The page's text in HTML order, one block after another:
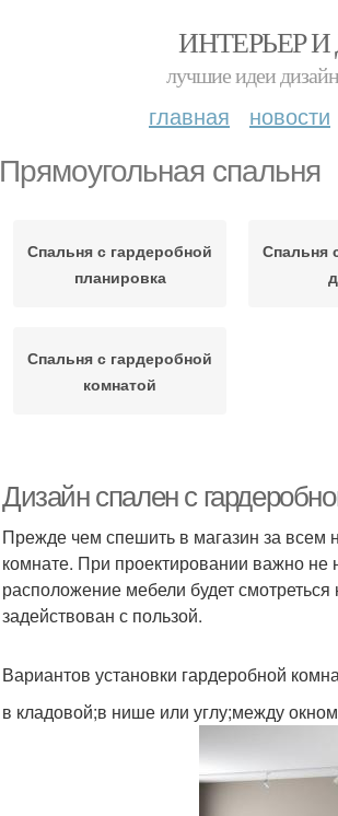
ИНТЕРЬЕР И
лучшие идеи
главная новости
Прямоугольная спальня
Спальня с гардеробной
планировка
Спальня
Спальня с гардеробной
комнатой
Дизайн спален с
Прежде чем спешить в магазин за всем
комнате. При проектировании важно не
расположение мебели будет
задействован с пользой.
Вариантов установки гардеробной
в кладовой;в нише или углу;между